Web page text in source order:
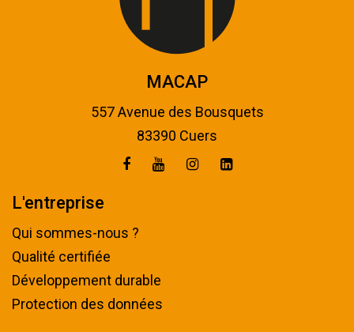
MACAP
557 Avenue des Bousquets
83390 Cuers
L'entreprise
Qui sommes-nous ?
Qualité certifiée
Développement durable
Protection des données